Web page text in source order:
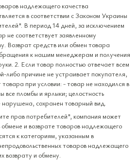
надлежащего качества
в соответствии с Законом Украины
В период 14 дней, за исключением
не соответствует заявленному
Возврат средств или обмен товара
к нашим менеджерам и получения
2. Если товар полностью отвечает всем
либо причине не устраивает покупателя,
при условии: - товар не находился в
все пломбы и ярлыки; целостность
нарушена, сохранен товарный вид.
прав потребителей", компания может
и возврате товаров надлежащего
к категориям, указанным в
товаров надлежащего
возврату и обмену.